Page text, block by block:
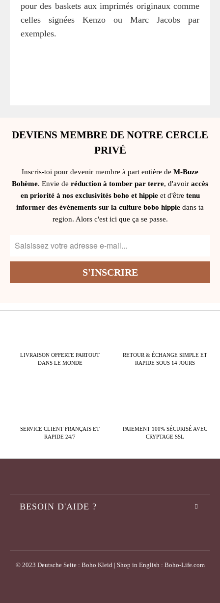
pour des baskets aux imprimés originaux comme
celles signées Kenzo ou Marc Jacobs par
exemples.
DEVIENS MEMBRE DE NOTRE CERCLE
PRIVÉ
Inscris-toi pour devenir membre à part entière de M-Buze
Bohème. Envie de réduction à tomber par terre, d'avoir accès
en priorité à nos exclusivités boho et hippieet d'être tenu
informer des événements sur la culture bobo hippie dans ta
region. Alors c'est ici que ça se passe.
LIVRAISON OFFERTE PARTOUT
DANS LE MONDE
RETOUR & ÉCHANGE SIMPLE ET
RAPIDE SOUS 14 JOURS
SERVICE CLIENT FRANÇAIS ET
RAPIDE 24/7
PAIEMENT 100% SÉCURISÉ AVEC
CRYPTAGE SSL
BESOIN D'AIDE ?
© 2023 Deutsche Seite : Boho Kleid | Shop in English : Boho-Life.com